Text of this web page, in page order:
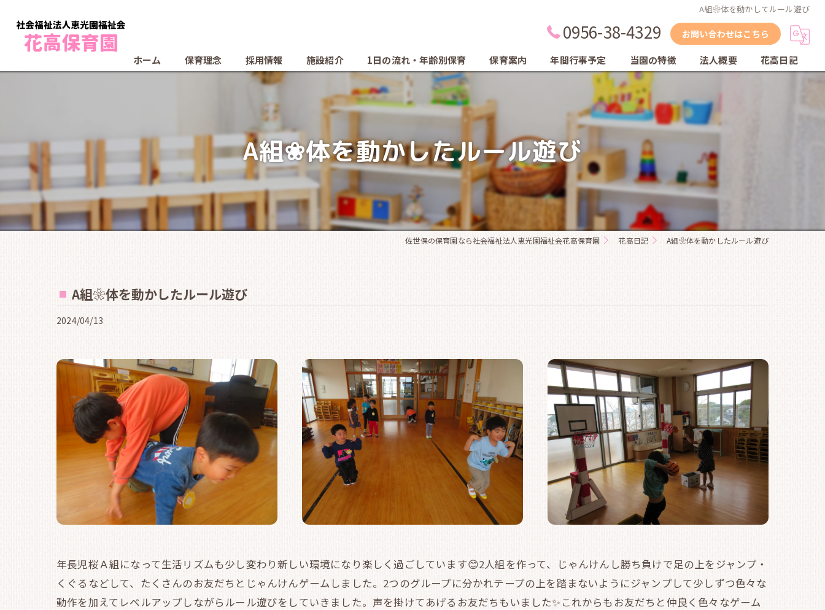
A組❀体を動かしてルール遊び
0956-38-4329 お問い合わせはこちら
ホーム 保育理念 採用情報 施設紹介 1日の流れ・年齢別保育 保育案内 年間行事予定 当園の特徴
縦割り保育
体育教室
英会話教室
乾布摩擦
法人概要 花高日記
A組❀体を動かしたルール遊び
佐世保の保育園なら社会福祉法人恵光園福祉会花高保育園 花高日記 A組❀体を動かしたルール遊び
A組❀体を動かしたルール遊び
2024/04/13
年長児桜Ａ組になって生活リズムも少し変わり新しい環境になり楽しく過ごしています😊2人組を作って、じゃんけんし勝ち負けで足の上をジャンプ・
くぐるなどして、たくさんのお友だちとじゃんけんゲームしました。2つのグループに分かれテープの上を踏まないようにジャンプして少しずつ色々な
動作を加えてレベルアップしながらルール遊びをしていきました。声を掛けてあげるお友だちもいました✨これからもお友だちと仲良く色々なゲーム